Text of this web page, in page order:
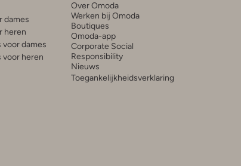
dames
heren
dames
voor heren
Over Omoda
Werken bij Omoda
Boutiques
Omoda-app
Corporate Social
Responsibility
Nieuws
Toegankelijkheidsverklaring